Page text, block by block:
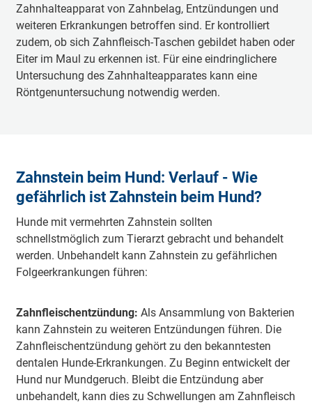
Zahnhalteapparat von Zahnbelag, Entzündungen und
weiteren Erkrankungen betroffen sind. Er kontrolliert
zudem, ob sich Zahnfleisch-Taschen gebildet haben oder
Eiter im Maul zu erkennen ist. Für eine eindringlichere
Untersuchung des Zahnhalteapparates kann eine
Röntgenuntersuchung notwendig werden.
Zahnstein beim Hund: Verlauf - Wie
gefährlich ist Zahnstein beim Hund?
Hunde mit vermehrten Zahnstein sollten
schnellstmöglich zum Tierarzt gebracht und behandelt
werden. Unbehandelt kann Zahnstein zu gefährlichen
Folgeerkrankungen führen:
Zahnfleischentzündung: Als Ansammlung von Bakterien
kann Zahnstein zu weiteren Entzündungen führen. Die
Zahnfleischentzündung gehört zu den bekanntesten
dentalen Hunde-Erkrankungen. Zu Beginn entwickelt der
Hund nur Mundgeruch. Bleibt die Entzündung aber
unbehandelt, kann dies zu Schwellungen am Zahnfleisch